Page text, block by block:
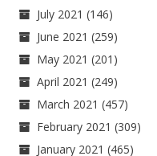
July 2021 (146)
June 2021 (259)
May 2021 (201)
April 2021 (249)
March 2021 (457)
February 2021 (309)
January 2021 (465)